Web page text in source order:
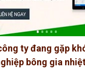
ty đang gặp
bông gia